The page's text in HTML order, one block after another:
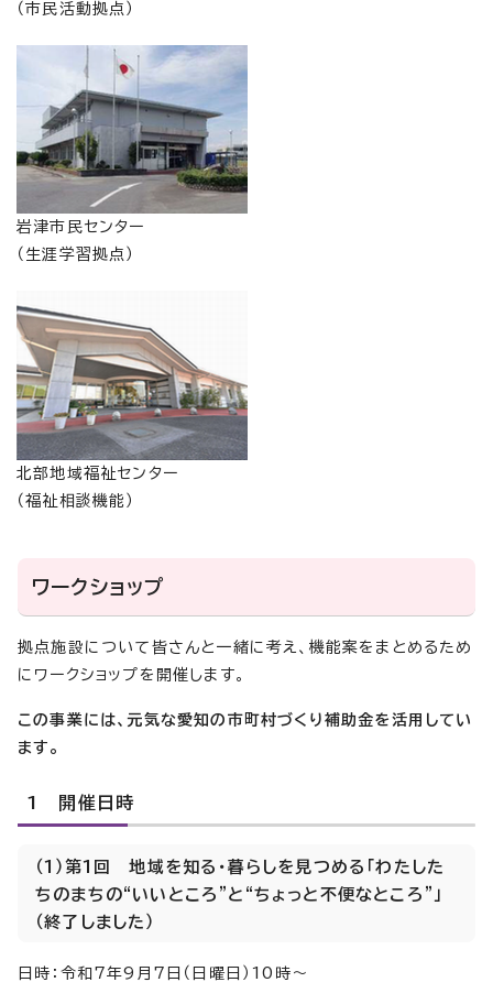
（市民活動拠点）
岩津市民センター
（生涯学習拠点）
北部地域福祉センター
（福祉相談機能）
ワークショップ
拠点施設について皆さんと一緒に考え、機能案をまとめるため
にワークショップを開催します。
この事業には、元気な愛知の市町村づくり補助金を活用してい
ます。
1 開催日時
（1）第1回 地域を知る・暮らしを見つめる「わたした
ちのまちの“いいところ”と“ちょっと不便なところ”」
（終了しました）
日時：令和7年9月7日（日曜日）10時～